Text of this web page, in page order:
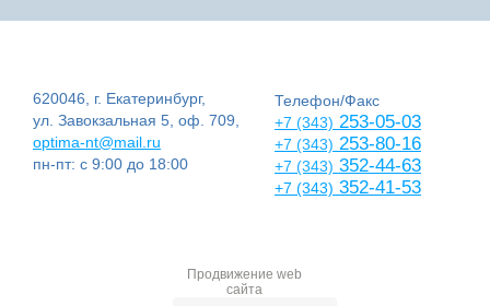
620046, г. Екатеринбург,
ул. Завокзальная 5, оф. 709,
optima-nt@mail.ru
пн-пт: с 9:00 до 18:00
Телефон/Факс
+7 (343) 253-05-03
+7 (343) 253-80-16
+7 (343) 352-44-63
+7 (343) 352-41-53
Продвижение web
сайта